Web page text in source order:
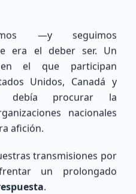
—y seguimos
era el deber ser. Un
en el que participan
Unidos, Canadá y
debía procurar la
nacionales
afición.
transmisiones por
un prolongado
.